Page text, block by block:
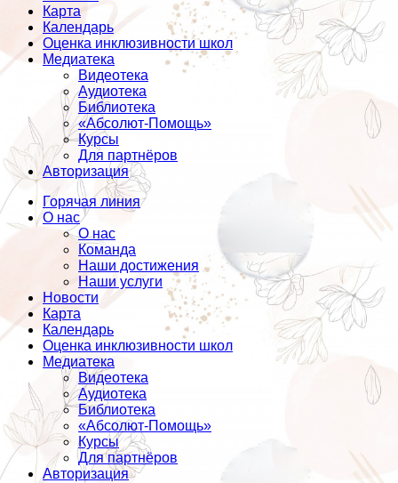
Карта
Календарь
Оценка инклюзивности школ
Медиатека
Видеотека
Аудиотека
Библиотека
«Абсолют-Помощь»
Курсы
Для партнёров
Авторизация
Горячая линия
О нас
О нас
Команда
Наши достижения
Наши услуги
Новости
Карта
Календарь
Оценка инклюзивности школ
Медиатека
Видеотека
Аудиотека
Библиотека
«Абсолют-Помощь»
Курсы
Для партнёров
Авторизация